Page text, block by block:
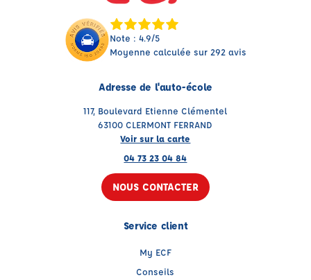
Note : 4.9/5
Moyenne calculée sur 292 avis
Adresse de l'auto-école
117, Boulevard Etienne Clémentel
63100 CLERMONT FERRAND
Voir sur la carte
04 73 23 04 84
NOUS CONTACTER
Service client
My ECF
Conseils